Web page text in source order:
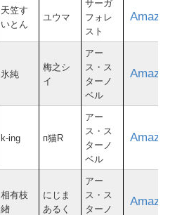
天笠す
いとん
ユウマ
サーガ
フォレ
スト
Amazon
氷純
梅之シ
イ
アー
ス・ス
ターノ
ベル
Amazon
k-ing п猫R
アー
ス・ス
ターノ
ベル
Amazon
相有枝
緖
にじま
あるく
アー
ス・ス
ターノ
Amazon